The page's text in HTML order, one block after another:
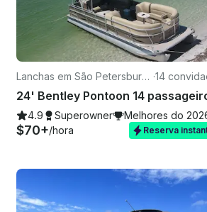
Lanchas em São Petersburg
o
·14
24' Bentley Pontoon 14
4.9 Superowner Melhores do
$70+/hora Reserva